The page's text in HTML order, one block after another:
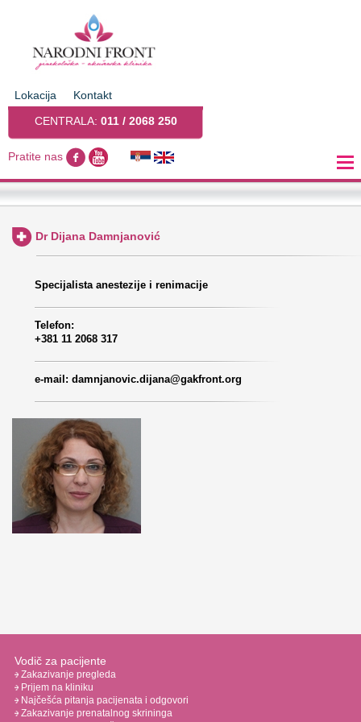
Lokacija
Kontakt
CENTRALA: 011 / 2068 250
Pratite nas
Dr Dijana Damnjanović
Specijalista anestezije i renimacije
Telefon:
+381 11 2068 317
e-mail: damnjanovic.dijana@gakfront.org
Vodič za pacijente
Zakazivanje pregleda
Prijem na kliniku
Najčešća pitanja pacijenata i odgovori
Zakazivanje prenatalnog skrininga